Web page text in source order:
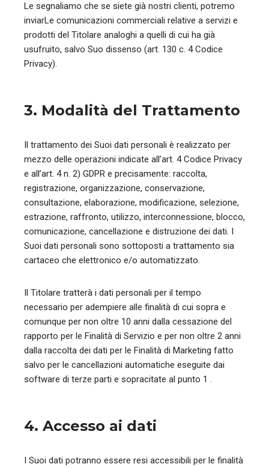
Le segnaliamo che se siete già nostri clienti, potremo
inviarLe comunicazioni commerciali relative a servizi e
prodotti del Titolare analoghi a quelli di cui ha già
usufruito, salvo Suo dissenso (art. 130 c. 4 Codice
Privacy).
3. Modalità del Trattamento
Il trattamento dei Suoi dati personali è realizzato per
mezzo delle operazioni indicate all’art. 4 Codice Privacy
e all’art. 4 n. 2) GDPR e precisamente: raccolta,
registrazione, organizzazione, conservazione,
consultazione, elaborazione, modificazione, selezione,
estrazione, raffronto, utilizzo, interconnessione, blocco,
comunicazione, cancellazione e distruzione dei dati. I
Suoi dati personali sono sottoposti a trattamento sia
cartaceo che elettronico e/o automatizzato.
Il Titolare tratterà i dati personali per il tempo
necessario per adempiere alle finalità di cui sopra e
comunque per non oltre 10 anni dalla cessazione del
rapporto per le Finalità di Servizio e per non oltre 2 anni
dalla raccolta dei dati per le Finalità di Marketing fatto
salvo per le cancellazioni automatiche eseguite dai
software di terze parti e sopracitate al punto 1 .
4. Accesso ai dati
I Suoi dati potranno essere resi accessibili per le finalità